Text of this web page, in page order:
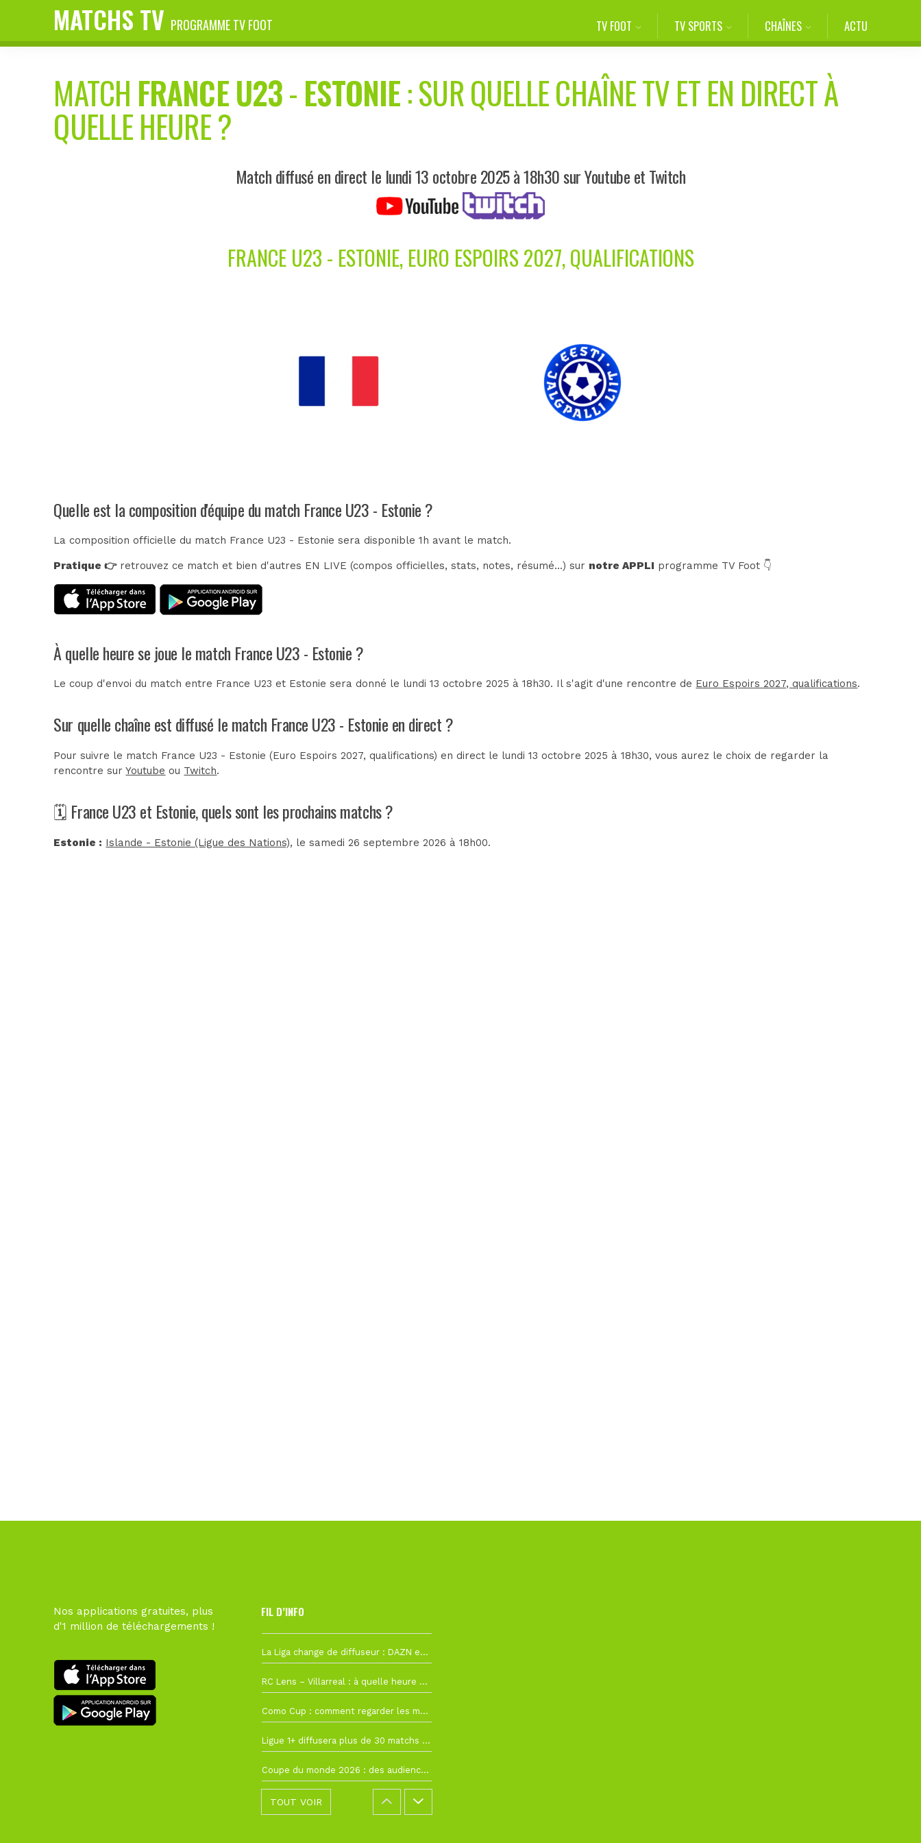
MATCHS TV PROGRAMME TV FOOT TV FOOT TV SPORTS CHAÎNES ACTU
MATCH FRANCE U23-ESTONIE: SUR QUELLE CHAÎNE TV ET EN DIRECT À
QUELLE HEURE ?
Match diffusé en direct le lundi 13 octobre 2025 à 18h30 sur Youtube et Twitch
FRANCE U23 - ESTONIE, EURO ESPOIRS 2027, QUALIFICATIONS
Quelle est la composition d'équipe du match France U23 - Estonie ?
La composition officielle du match France U23 - Estonie sera disponible 1h avant le match.
Pratique 👉retrouvez ce match et bien d'autres EN LIVE (compos officielles, stats, notes, résumé...) sur notre APPLI programme TV Foot 👇
À quelle heure se joue le match France U23 - Estonie ?
Le coup d'envoi du match entre France U23 et Estonie sera donné le lundi 13 octobre 2025 à 18h30. Il s'agit d'une rencontre de Euro Espoirs 2027, qualifications.
Sur quelle chaîne est diffusé le match France U23 - Estonie en direct ?
Pour suivre le match France U23 - Estonie (Euro Espoirs 2027, qualifications) en direct le lundi 13 octobre 2025 à 18h30, vous aurez le choix de regarder la
rencontre surYoutube ou Twitch.
🗓️ France U23 et Estonie, quels sont les prochains matchs ?
Estonie : Islande - Estonie (Ligue des Nations), le samedi 26 septembre 2026 à 18h00.
Nos applications gratuites, plus
d'1 million de téléchargements !
FIL D’INFO
La Liga change de diffuseur : DAZN et Disney+ remplacent beIN Sports !
RC Lens – Villarreal : à quelle heure et sur quelle chaîne voir la finale de la Como Cup ?
Como Cup : comment regarder les matchs du RC Lens en direct ?
Ligue 1+ diffusera plus de 30 matchs amicaux avant la reprise de la Ligue 1
Coupe du monde 2026 : des audiences record, mais M6 devrait perdre très gros !
TOUT VOIR